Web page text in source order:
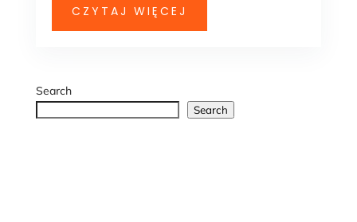
CZYTAJ WIĘCEJ
Search
Search